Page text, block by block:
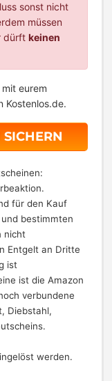
sonst nicht
müssen
dürft keinen
eurem
Kostenlos.de.
für den Kauf
bestimmten
nicht
Entgelt an Dritte
ist
ist die Amazon
verbundene
Diebstahl,
werden.